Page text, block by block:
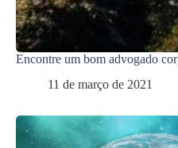
Encontre um bom advogado
11 de março de 2021